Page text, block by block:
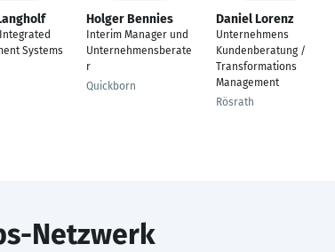
Systems
Holger Bennies
Interim Manager und
Unternehmensberate
r
Quickborn
Daniel Lorenz
Unternehmens
Kundenberatung /
Transformations
Management
Rösrath
Netzwerk